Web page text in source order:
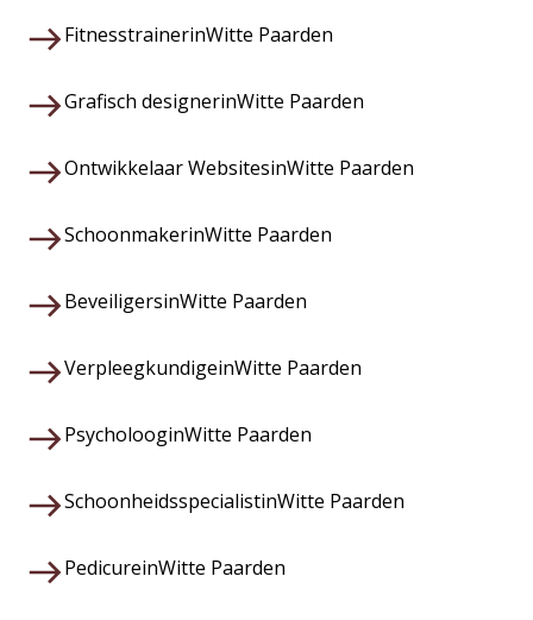
FitnesstrainerinWitte Paarden
Grafisch designerinWitte Paarden
Ontwikkelaar WebsitesinWitte Paarden
SchoonmakerinWitte Paarden
BeveiligersinWitte Paarden
VerpleegkundigeinWitte Paarden
PsycholooginWitte Paarden
SchoonheidsspecialistinWitte Paarden
PedicureinWitte Paarden